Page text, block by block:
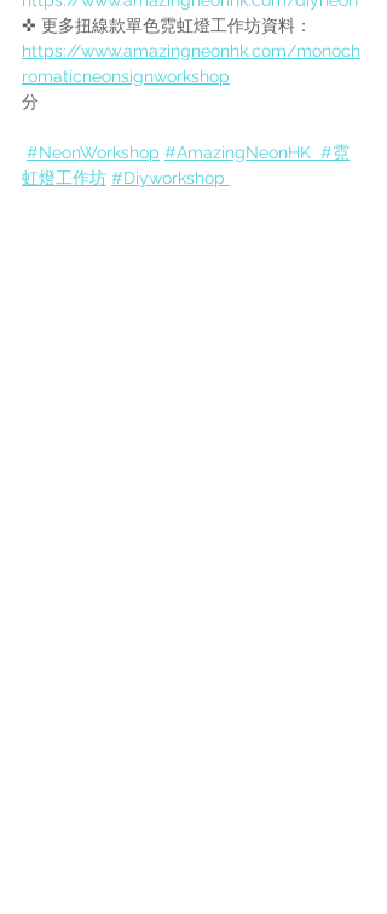
✜ 更多扭線款單色霓虹燈工作坊資料：
https://www.amazingneonhk.com/monoch
romaticneonsignworkshop
分
#NeonWorkshop #AmazingNeonHK #霓
虹燈工作坊 #Diyworkshop